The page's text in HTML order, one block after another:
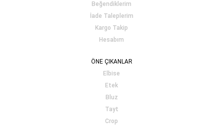
Beğendiklerim
İade Taleplerim
Kargo Takip
Hesabım
ÖNE ÇIKANLAR
Elbise
Etek
Bluz
Tayt
Crop